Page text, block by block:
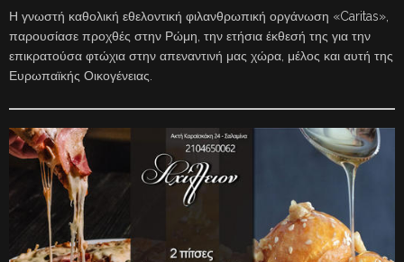
Η γνωστή καθολική εθελοντική φιλανθρωπική οργάνωση «Caritas»,
παρουσίασε προχθές στην Ρώμη, την ετήσια έκθεσή της για την
επικρατούσα φτώχια στην απεναντινή μας χώρα, μέλος και αυτή της
Ευρωπαϊκής Οικογένειας.